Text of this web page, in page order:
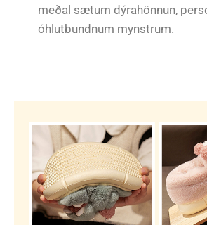
meðal sætum dýrahönnun,
óhlutbundnum mynstrum.